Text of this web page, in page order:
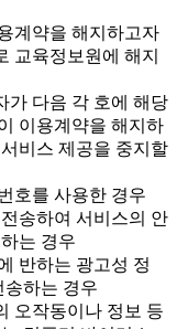
계약을 해지하고자
교육정보원에 해지
다음 각 호에 해당
이용계약을 해지하
비스 제공을 중지할
호를 사용한 경우
송하여 서비스의 안
는 경우
반하는 광고성 정
송하는 경우
오작동이나 정보 등